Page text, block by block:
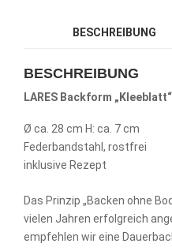
BESCHREIBUNG
BESCHREIBUNG
LARES Backform „Kleeblatt“
Ø ca. 28 cm H: ca. 7 cm
Federbandstahl, rostfrei
inklusive Rezept
Das Prinzip „Backen ohne
vielen Jahren erfolgreich
empfehlen wir eine